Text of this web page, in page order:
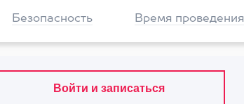
Безопасность Время проведения